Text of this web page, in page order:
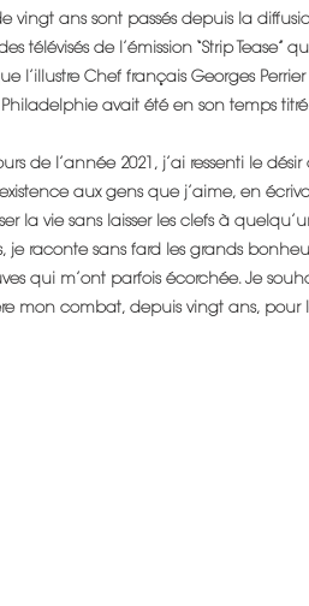
vingt ans sont passés depuis la
télévisés de l’émission “Strip
l’illustre Chef français Georges
avait été en son temps
de l’année 2021, j’ai ressenti le
aux gens que j’aime, en
la vie sans laisser les clefs à
je raconte sans fard les grands
qui m’ont parfois écorchée. Je
mon combat, depuis vingt ans, pour